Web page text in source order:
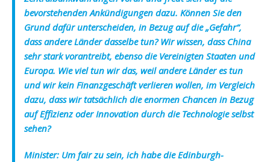
bevorstehenden Ankündigungen dazu. Können Sie den
Grund dafür unterscheiden, in Bezug auf die „Gefahr“,
dass andere Länder dasselbe tun? Wir wissen, dass China
sehr stark vorantreibt, ebenso die Vereinigten Staaten und
Europa. Wie viel tun wir das, weil andere Länder es tun
und wir kein Finanzgeschäft verlieren wollen, im Vergleich
dazu, dass wir tatsächlich die enormen Chancen in Bezug
auf Effizienz oder Innovation durch die Technologie selbst
sehen?
Minister: Um fair zu sein, ich habe die Edinburgh-